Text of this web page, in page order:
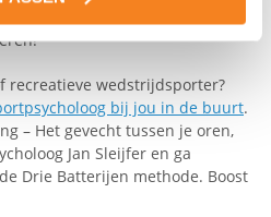
recreatieve wedstrijdsporter?
bij jou in de buurt.
– Het gevecht tussen je oren,
Jan Sleijfer en ga
Drie Batterijen methode. Boost